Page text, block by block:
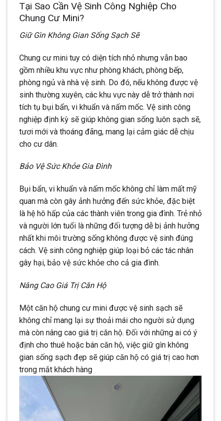
Tại Sao Cần Vệ Sinh Công Nghiệp Cho
Chung Cư Mini?
Giữ Gìn Không Gian Sống Sạch Sẽ
Chung cư mini tuy có diện tích nhỏ nhưng vẫn bao
gồm nhiều khu vực như phòng khách, phòng bếp,
phòng ngủ và nhà vệ sinh. Do đó, nếu không được vệ
sinh thường xuyên, các khu vực này dễ trở thành nơi
tích tụ bụi bẩn, vi khuẩn và nấm mốc. Vệ sinh công
nghiệp định kỳ sẽ giúp không gian sống luôn sạch sẽ,
tươi mới và thoáng đãng, mang lại cảm giác dễ chịu
cho cư dân.
Bảo Vệ Sức Khỏe Gia Đình
Bụi bẩn, vi khuẩn và nấm mốc không chỉ làm mất mỹ
quan mà còn gây ảnh hưởng đến sức khỏe, đặc biệt
là hệ hô hấp của các thành viên trong gia đình. Trẻ nhỏ
và người lớn tuổi là những đối tượng dễ bị ảnh hưởng
nhất khi môi trường sống không được vệ sinh đúng
cách. Vệ sinh công nghiệp giúp loại bỏ các tác nhân
gây hại, bảo vệ sức khỏe cho cả gia đình.
Nâng Cao Giá Trị Căn Hộ
Một căn hộ chung cư mini được vệ sinh sạch sẽ
không chỉ mang lại sự thoải mái cho người sử dụng
mà còn nâng cao giá trị căn hộ. Đối với những ai có ý
định cho thuê hoặc bán căn hộ, việc giữ gìn không
gian sống sạch đẹp sẽ giúp căn hộ có giá trị cao hơn
trong mắt khách hàng